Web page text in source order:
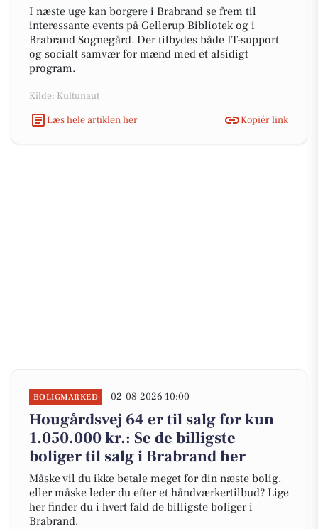
I næste uge kan borgere i Brabrand se frem til
interessante events på Gellerup Bibliotek og i
Brabrand Sognegård. Der tilbydes både IT-support
og socialt samvær for mænd med et alsidigt
program.
Kilde: Kultunaut
Læs hele artiklen her
Kopiér link
BOLIGMARKED 02-08-2026 10:00
Hougårdsvej 64 er til salg for kun
1.050.000 kr.: Se de billigste
boliger til salg i Brabrand her
Måske vil du ikke betale meget for din næste bolig,
eller måske leder du efter et håndværkertilbud? Lige
her finder du i hvert fald de billigste boliger i
Brabrand.